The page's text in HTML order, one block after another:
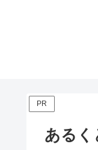
PR
あるく